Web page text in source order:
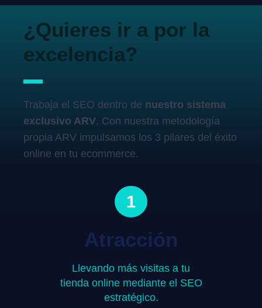
¿Quieres ir a por la
excelencia?
Trabaja el SEO dentro de nuestro sistema
exclusivo ARV. Con nuestra metodología
propia ARV impulsamos los 3 pilares del éxito
online en tu ecommerce.
1
Atracción
Llevando más visitas a tu
tienda online mediante el SEO
estratégico.